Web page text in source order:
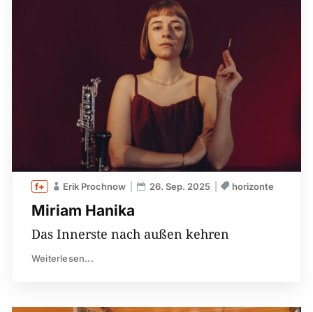
Miriam Hanika
Erik Prochnow 26. Sep. 2025 horizonte
Das Innerste nach außen kehren
Weiterlesen...